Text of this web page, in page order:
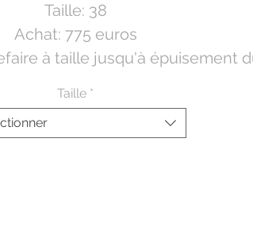
Taille: 38
Achat: 775 euros
à taille jusqu'à épuisement
Taille *